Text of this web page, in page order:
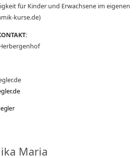
für Kinder und Erwachsene im eigenen
kurse.de)
Maria